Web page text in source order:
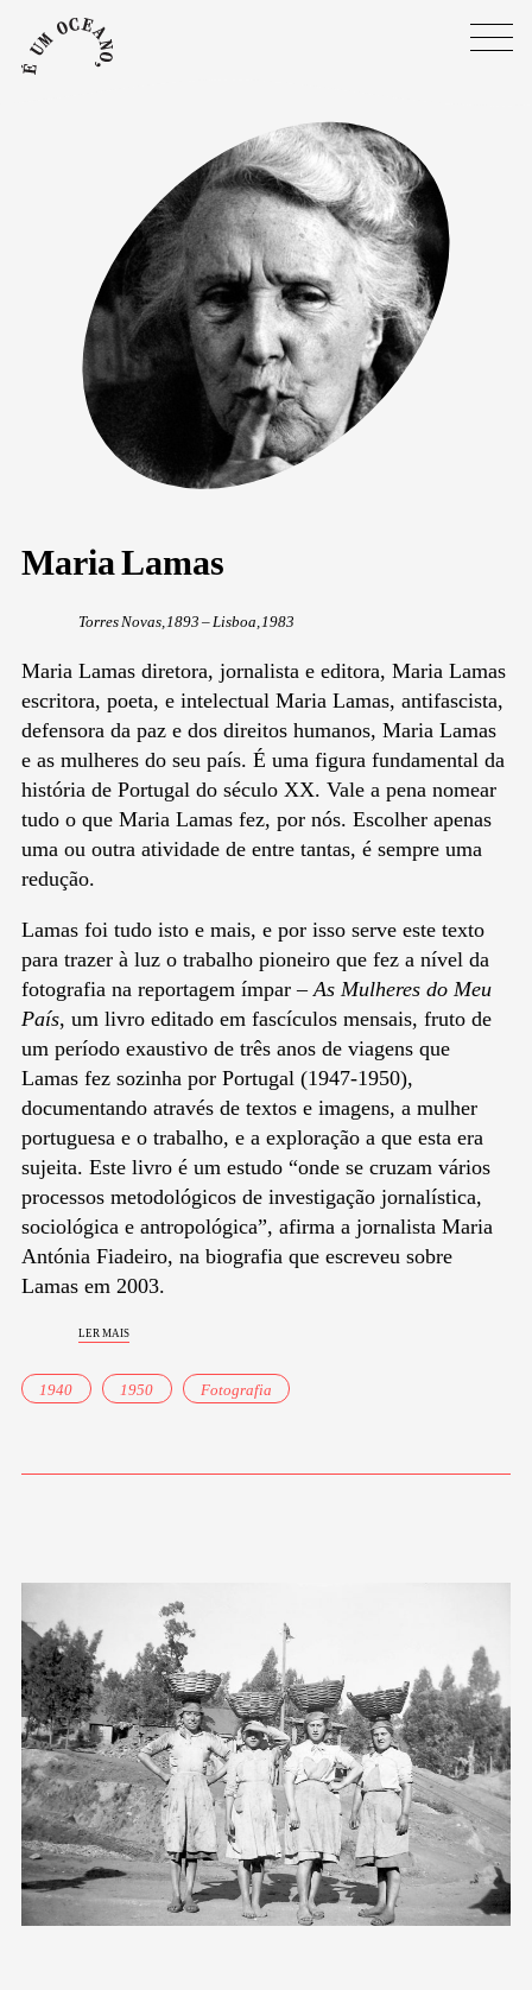
Maria Lamas
Torres Novas, 1893 – Lisboa, 1983
Maria Lamas diretora, jornalista e editora, Maria Lamas
escritora, poeta, e intelectual Maria Lamas, antifascista,
defensora da paz e dos direitos humanos, Maria Lamas
e as mulheres do seu país. É uma figura fundamental da
história de Portugal do século XX. Vale a pena nomear
tudo o que Maria Lamas fez, por nós. Escolher apenas
uma ou outra atividade de entre tantas, é sempre uma
redução.
Lamas foi tudo isto e mais, e por isso serve este texto
para trazer à luz o trabalho pioneiro que fez a nível da
fotografia na reportagem ímpar –As Mulheres do Meu
País, um livro editado em fascículos mensais, fruto de
um período exaustivo de três anos de viagens que
Lamas fez sozinha por Portugal (1947-1950),
documentando através de textos e imagens, a mulher
portuguesa e o trabalho, e a exploração a que esta era
sujeita. Este livro é um estudo “onde se cruzam vários
processos metodológicos de investigação jornalística,
sociológica e antropológica”, afirma a jornalista Maria
Antónia Fiadeiro, na biografia que escreveu sobre
Lamas em 2003.
ler mais
1940 1950 Fotografia